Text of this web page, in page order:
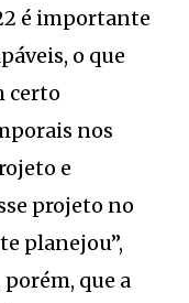
é importante
o que
certo
nos
e
projeto no
planejou”,
porém, que a